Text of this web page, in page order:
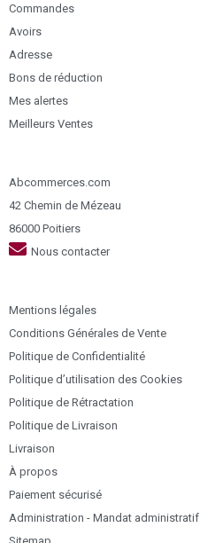
Commandes
Avoirs
Adresse
Bons de réduction
Mes alertes
Meilleurs Ventes
Abcommerces.com
42 Chemin de Mézeau
86000 Poitiers
Nous contacter
Mentions légales
Conditions Générales de Vente
Politique de Confidentialité
Politique d’utilisation des Cookies
Politique de Rétractation
Politique de Livraison
Livraison
À propos
Paiement sécurisé
Administration - Mandat administratif